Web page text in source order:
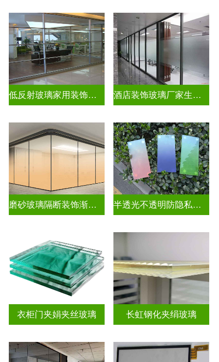
低反射玻璃家用装饰玻璃 酒店装饰玻璃厂家生产安装
磨砂玻璃隔断装饰渐变玻璃 半透光不透明防隐私渐变装饰玻璃
衣柜门夹娟夹丝玻璃 长虹钢化夹绢玻璃